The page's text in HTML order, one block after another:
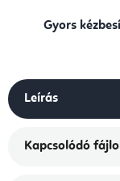
Gyors
Leírás
Kapcsolódó